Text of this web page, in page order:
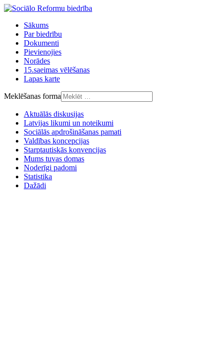
Sākums
Par biedrību
Dokumenti
Pievienojies
Norādes
15.saeimas vēlēšanas
Lapas karte
Meklēšanas forma
Aktuālās diskusijas
Latvijas likumi un noteikumi
Sociālās apdrošināšanas pamati
Valdības koncepcijas
Starptautiskās konvencijas
Mums tuvas domas
Noderīgi padomi
Statistika
Dažādi